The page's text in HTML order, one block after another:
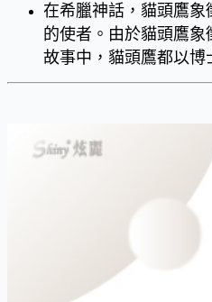
在希臘神話，貓頭鷹
的使者。由於貓頭鷹
故事中，貓頭鷹都以博